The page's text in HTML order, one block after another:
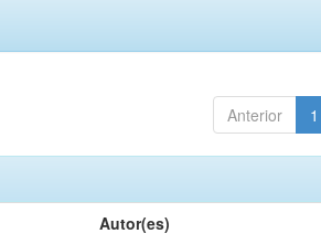
Anterior 1
Autor(es)